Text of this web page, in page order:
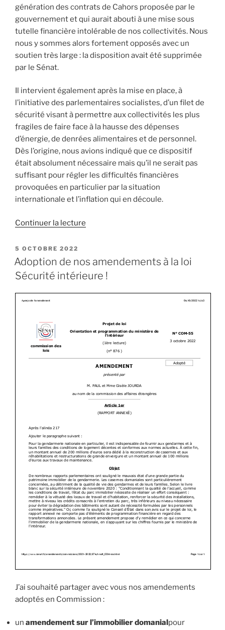
génération des contrats de Cahors proposée par le
gouvernement et qui aurait abouti à une mise sous
tutelle financière intolérable de nos collectivités. Nous
nous y sommes alors fortement opposés avec un
soutien très large : la disposition avait été supprimée
par le Sénat.
Il intervient également après la mise en place, à
l’initiative des parlementaires socialistes, d’un filet de
sécurité visant à permettre aux collectivités les plus
fragiles de faire face à la hausse des dépenses
d’énergie, de denrées alimentaires et de personnel.
Dès l’origine, nous avions indiqué que ce dispositif
était absolument nécessaire mais qu’il ne serait pas
suffisant pour régler les difficultés financières
provoquées en particulier par la situation
internationale et l’inflation qui en découle.
Continuer la lecture
et
conséquences
nos
PUBLIÉ
LE
5 OCTOBRE 2022
Adoption de nos amendements à la loi
Sécurité intérieure !
J’ai souhaité partager avec vous nos amendements
adoptés en Commission :
un amendement sur l’immobilier domanialpour